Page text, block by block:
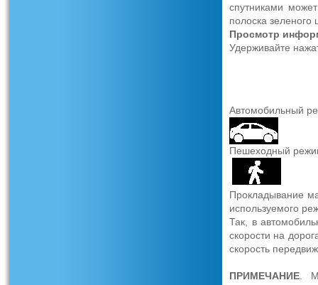
спутниками
полоска зеленого
Просмотр
Удерживайте
Автомобильный
Пешеходный
Прокладывание
используемого
Так, в
скорости на
скорость
ПРИМЕЧАНИЕ .